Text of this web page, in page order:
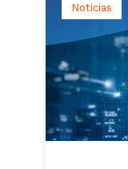
Noticias